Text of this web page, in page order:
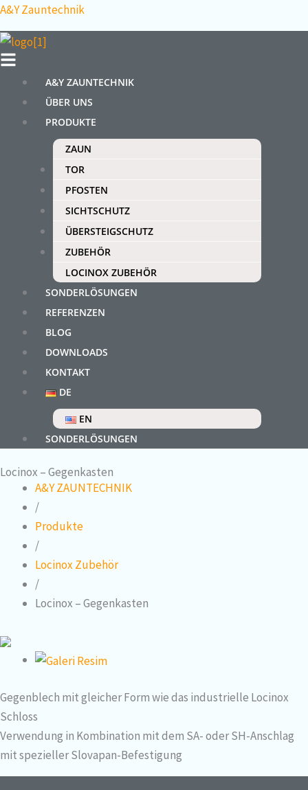
Zum
Inhalt
springen
A&Y Zauntechnik
Menü
A&Y ZAUNTECHNIK
ÜBER UNS
PRODUKTE
ZAUN
TOR
PFOSTEN
SICHTSCHUTZ
ÜBERSTEIGSCHUTZ
ZUBEHÖR
LOCINOX ZUBEHÖR
SONDERLÖSUNGEN
REFERENZEN
BLOG
DOWNLOADS
KONTAKT
DE
EN
SONDERLÖSUNGEN
Locinox – Gegenkasten
A&Y ZAUNTECHNIK
/
Produkte
/
Locinox Zubehör
/
Locinox – Gegenkasten
Gegenblech mit gleicher Form wie das industrielle Locinox
Schloss
Verwendung in Kombination mit dem SA- oder SH-Anschlag
mit spezieller Slovapan-Befestigung